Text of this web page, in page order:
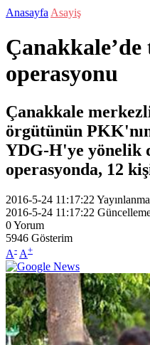
Anasayfa Asayiş
operasyonu
Çanakkale
örgütünün
YDG-H'ye yönelik
operasyonda, 12
2016-5-24 11:17:22 Yayınlanma
2016-5-24 11:17:22
0Yorum
5946 Gösterim
A- A+